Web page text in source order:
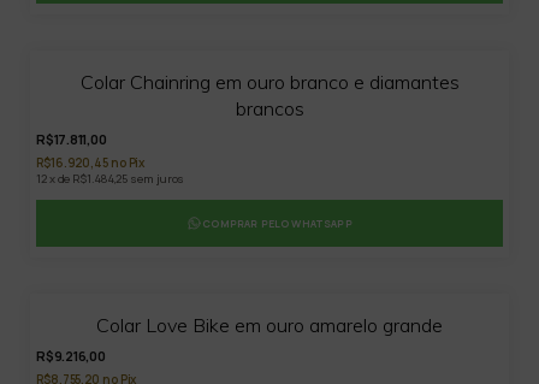
Colar Chainring em ouro branco e diamantes
brancos
R$17.811,00
R$16.920,45 no Pix
12 x de R$1.484,25 sem juros
COMPRAR PELO WHATSAPP
Colar Love Bike em ouro amarelo grande
R$9.216,00
R$8.755,20 no Pix